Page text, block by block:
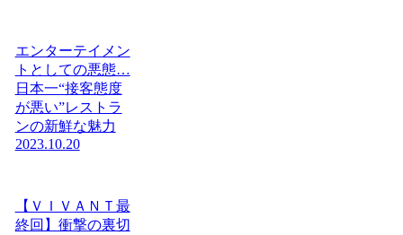
エンターテイメン
トとしての悪態…
日本一“接客態度
が悪い”レストラ
ンの新鮮な魅力
2023.10.20
【ＶＩＶＡＮＴ最
終回】衝撃の裏切